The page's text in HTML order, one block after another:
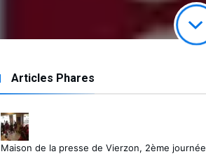
Articles Phares
Maison de la presse de Vierzon, 2ème journée